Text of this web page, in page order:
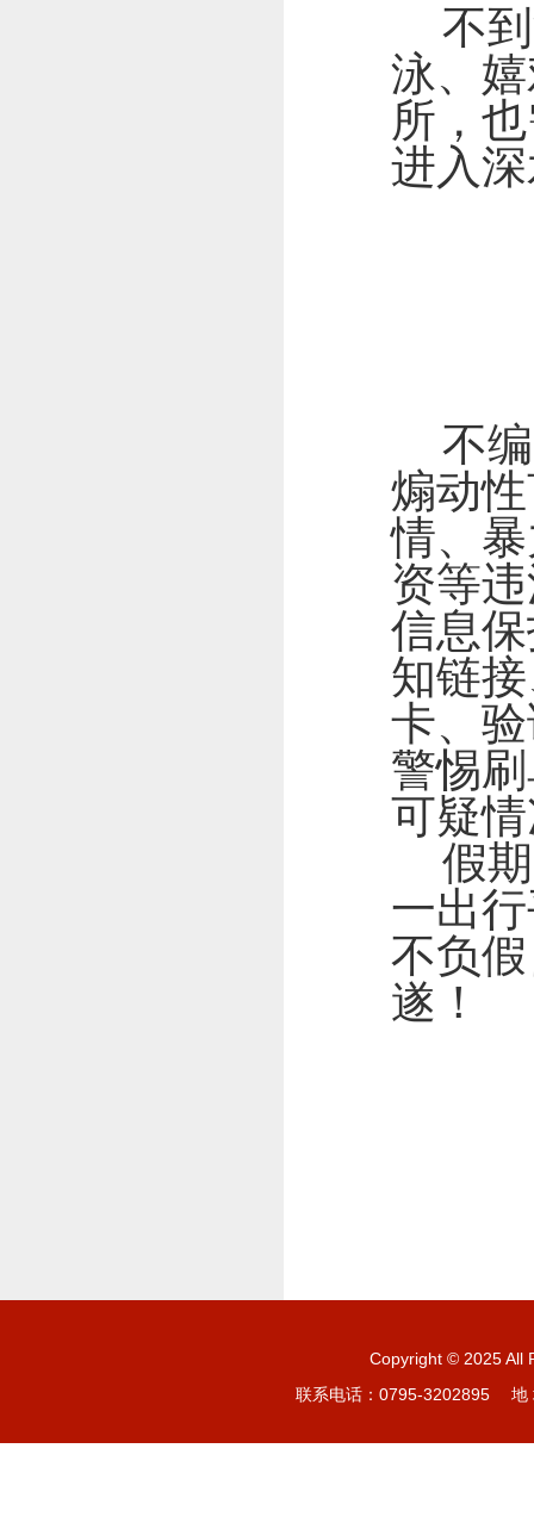
不
泳、
所，
进入
不
煽动
情、
资等
信息
知链
卡、
警惕
可疑
假
一出
不负
遂！
Copyright © 2025 All
联系电话：0795-3202895 地